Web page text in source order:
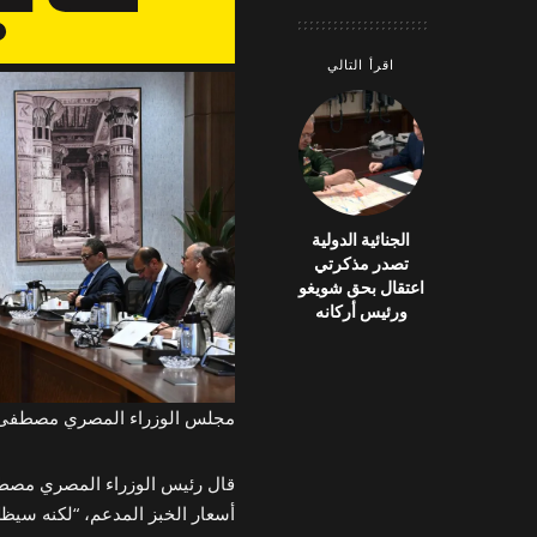
اقرأ التالي
الجنائية الدولية
تصدر مذكرتي
اعتقال بحق شويغو
ورئيس أركانه
مجلس الوزراء المصري
قال رئيس الوزراء المصري
أسعار الخبز المدعم، “لكنه